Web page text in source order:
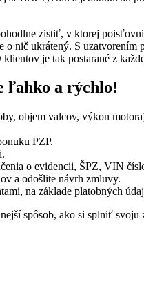
zistiť, v ktorej
nič ukrátený. S
je tak postarané z
ľahko a rýchlo!
objem valcov, výkon
PZP.
o evidencii, ŠPZ, VIN
a odošlite návrh zmluvy.
na základe platobných
spôsob, ako si splniť svoju